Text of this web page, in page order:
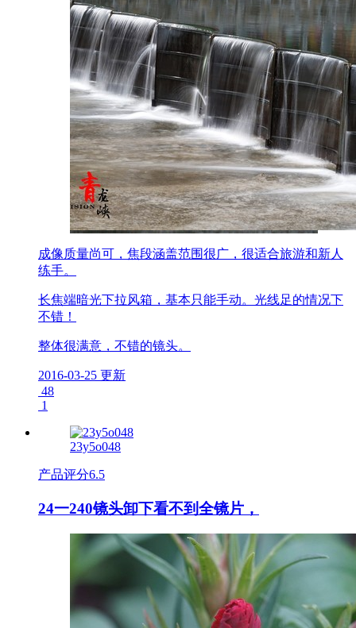
成像质量尚可，焦段涵盖范围很广，很适合旅游和新人
练手。
长焦端暗光下拉风箱，基本只能手动。光线足的情况下
不错！
整体很满意，不错的镜头。
2016-03-25 更新
48
1
23y5o048
产品评分6.5
24一240镜头卸下看不到全镜片，